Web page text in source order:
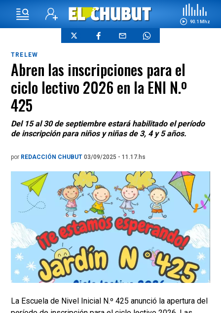
90.1 Mhz
TRELEW
Abren las inscripciones para el
ciclo lectivo 2026 en la ENI N.º
425
Del 15 al 30 de septiembre estará habilitado el período
de inscripción para niños y niñas de 3, 4 y 5 años.
por REDACCIÓN CHUBUT 03/09/2025 - 11.17.hs
La Escuela de Nivel Inicial N.º 425 anunció la apertura del